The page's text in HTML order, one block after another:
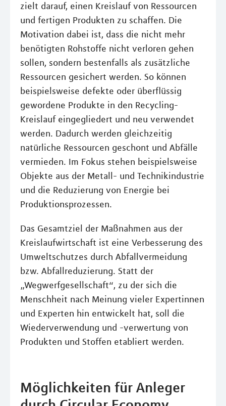
zielt darauf, einen Kreislauf von Ressourcen
und fertigen Produkten zu schaffen. Die
Motivation dabei ist, dass die nicht mehr
benötigten Rohstoffe nicht verloren gehen
sollen, sondern bestenfalls als zusätzliche
Ressourcen gesichert werden. So können
beispielsweise defekte oder überflüssig
gewordene Produkte in den Recycling-
Kreislauf eingegliedert und neu verwendet
werden. Dadurch werden gleichzeitig
natürliche Ressourcen geschont und Abfälle
vermieden. Im Fokus stehen beispielsweise
Objekte aus der Metall- und Technikindustrie
und die Reduzierung von Energie bei
Produktionsprozessen.
Das Gesamtziel der Maßnahmen aus der
Kreislaufwirtschaft ist eine Verbesserung des
Umweltschutzes durch Abfallvermeidung
bzw. Abfallreduzierung. Statt der
„Wegwerfgesellschaft“, zu der sich die
Menschheit nach Meinung vieler Expertinnen
und Experten hin entwickelt hat, soll die
Wiederverwendung und -verwertung von
Produkten und Stoffen etabliert werden.
Möglichkeiten für Anleger